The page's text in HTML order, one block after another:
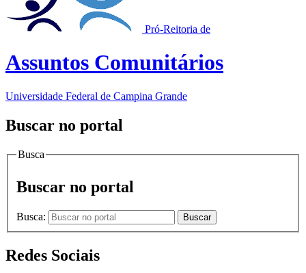
Pró-Reitoria de
Assuntos Comunitários
Universidade Federal de Campina Grande
Buscar no portal
Busca
Buscar no portal
Busca: Buscar
Redes Sociais